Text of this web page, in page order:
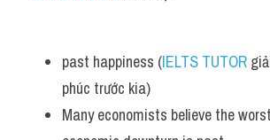
past happiness (IELTS TUTOR
phúc trước kia)
Many economists believe the